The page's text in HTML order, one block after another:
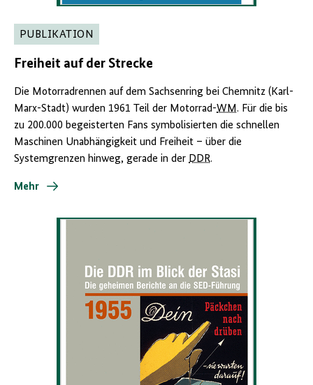
PUBLIKATION
Freiheit auf der Strecke
Die Motorradrennen auf dem Sachsenring bei Chemnitz (Karl-
Marx-Stadt) wurden 1961 Teil der Motorrad-WM. Für die bis
zu 200.000 begeisterten Fans symbolisierten die schnellen
Maschinen Unabhängigkeit und Freiheit – über die
Systemgrenzen hinweg, gerade in der DDR.
Mehr